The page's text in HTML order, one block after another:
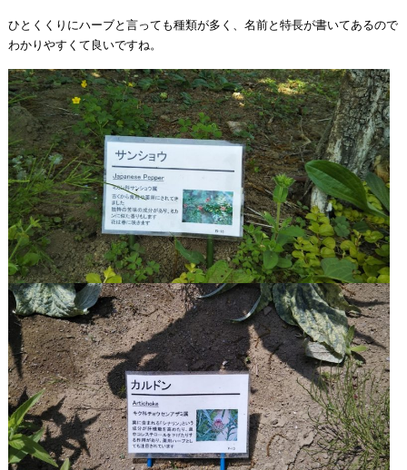
ひとくくりにハーブと言っても種類が多く、名前と特長が書いてあるので
わかりやすくて良いですね。